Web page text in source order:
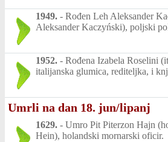
1949. - Rođen Leh Aleksander
Aleksander Kaczyński), poljski
1952. - Rođena Izabela Roselini
italijanska glumica, rediteljka, i
Umrli na dan 18. jun/lipanj
1629. - Umro Pit Piterzon Hajn
Hein), holandski mornarski oficir.